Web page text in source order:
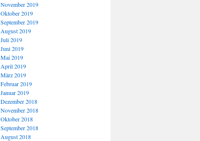
November 2019
Oktober 2019
September 2019
August 2019
Juli 2019
Juni 2019
Mai 2019
April 2019
März 2019
Februar 2019
Januar 2019
Dezember 2018
November 2018
Oktober 2018
September 2018
August 2018